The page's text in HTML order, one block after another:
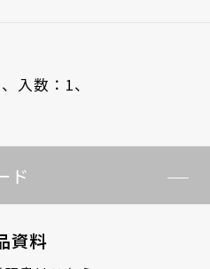
入数：1、
ド
資料